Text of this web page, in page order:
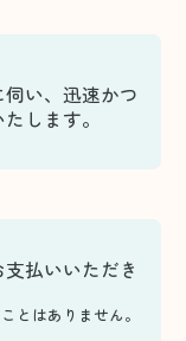
い、迅速かつ
します。
払いいただき
とはありません。